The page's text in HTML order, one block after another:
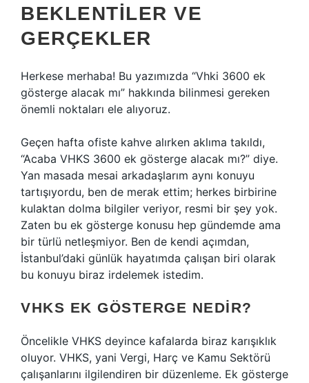
BEKLENTILER VE
GERÇEKLER
Herkese merhaba! Bu yazımızda “Vhki 3600 ek
gösterge alacak mı” hakkında bilinmesi gereken
önemli noktaları ele alıyoruz.
Geçen hafta ofiste kahve alırken aklıma takıldı,
“Acaba VHKS 3600 ek gösterge alacak mı?” diye.
Yan masada mesai arkadaşlarım aynı konuyu
tartışıyordu, ben de merak ettim; herkes birbirine
kulaktan dolma bilgiler veriyor, resmi bir şey yok.
Zaten bu ek gösterge konusu hep gündemde ama
bir türlü netleşmiyor. Ben de kendi açımdan,
İstanbul’daki günlük hayatımda çalışan biri olarak
bu konuyu biraz irdelemek istedim.
VHKS EK GÖSTERGE NEDIR?
Öncelikle VHKS deyince kafalarda biraz karışıklık
oluyor. VHKS, yani Vergi, Harç ve Kamu Sektörü
çalışanlarını ilgilendiren bir düzenleme. Ek gösterge